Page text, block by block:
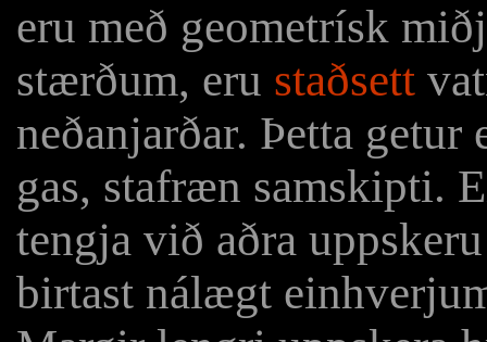
eru með geometrísk
stærðum, eru staðsett
neðanjarðar. Þetta
gas, stafræn samskipti.
tengja við aðra
birtast nálægt